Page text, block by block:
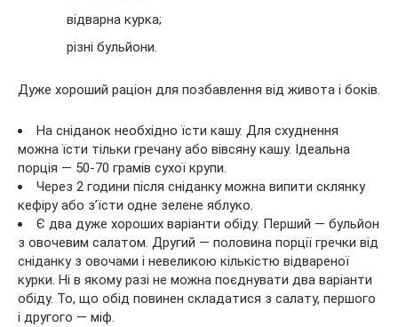
відварна курка;
різні бульйони.
Дуже хороший раціон для позбавлення від живота і боків.
На сніданок необхідно їсти кашу. Для схуднення
можна їсти тільки гречану або вівсяну кашу. Ідеальна
порція — 50-70 грамів сухої крупи.
Через 2 години після сніданку можна випити склянку
кефіру або з’їсти одне зелене яблуко.
Є два дуже хороших варіанти обіду. Перший — бульйон
з овочевим салатом. Другий — половина порції гречки від
сніданку з овочами і невеликою кількістю відвареної
курки. Ні в якому разі не можна поєднувати два варіанти
обіду. То, що обід повинен складатися з салату, першого
і другого — міф.